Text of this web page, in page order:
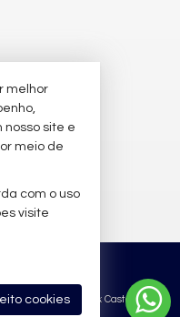
Site para imobiliárias: Castel Digital
melhor
site e
meio de
com o uso
visite
cookies